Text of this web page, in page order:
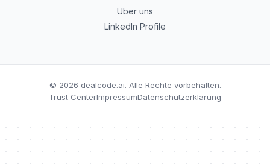
Über uns
LinkedIn Profile
© 2026 dealcode.ai. Alle Rechte vorbehalten.
Trust CenterImpressumDatenschutzerklärung